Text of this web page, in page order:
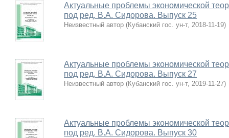
Актуальные проблемы экономической
под ред. В.А. Сидорова. Выпуск 25
Неизвестный автор (Кубанский гос. ун-т, 2018-11-19)
Актуальные проблемы экономической
под ред. В.А. Сидорова. Выпуск 27
Неизвестный автор (Кубанский гос. ун-т, 2019-11-27)
Актуальные проблемы экономической
под ред. В.А. Сидорова. Выпуск 30